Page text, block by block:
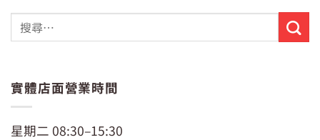
實體店面營業時間
星期二 08:30–15:30